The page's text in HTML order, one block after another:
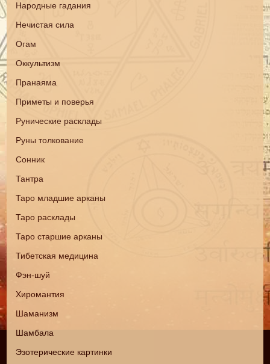
Народные гадания
Нечистая сила
Огам
Оккультизм
Пранаяма
Приметы и поверья
Рунические расклады
Руны толкование
Сонник
Тантра
Таро младшие арканы
Таро расклады
Таро старшие арканы
Тибетская медицина
Фэн-шуй
Хиромантия
Шаманизм
Шамбала
Эзотерические картинки